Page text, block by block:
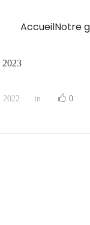
AccueilNotre
2023
2022 in 0